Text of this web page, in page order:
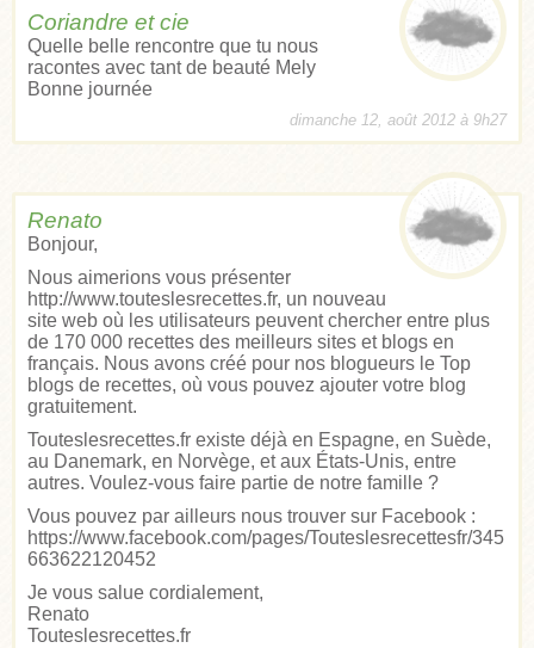
Coriandre et cie
Quelle belle rencontre que tu nous
racontes avec tant de beauté Mely
Bonne journée
dimanche 12, août 2012 à 9h27
Renato
Bonjour,
Nous aimerions vous présenter
http://www.touteslesrecettes.fr, un nouveau
site web où les utilisateurs peuvent chercher entre plus
de 170 000 recettes des meilleurs sites et blogs en
français. Nous avons créé pour nos blogueurs le Top
blogs de recettes, où vous pouvez ajouter votre blog
gratuitement.
Touteslesrecettes.fr existe déjà en Espagne, en Suède,
au Danemark, en Norvège, et aux États-Unis, entre
autres. Voulez-vous faire partie de notre famille ?
Vous pouvez par ailleurs nous trouver sur Facebook :
https://www.facebook.com/pages/Touteslesrecettesfr/345
663622120452
Je vous salue cordialement,
Renato
Touteslesrecettes.fr